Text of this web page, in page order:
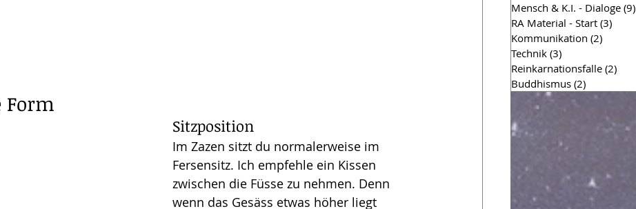
Form
Sitzposition
Im Zazen sitzt du normalerweise im
Fersensitz. Ich empfehle ein Kissen
zwischen die Füsse zu nehmen. Denn
wenn das Gesäss etwas höher liegt
Mensch & K.I. - Dialoge (9)
RA Material - Start (3)
Kommunikation (2)
Technik (3)
Reinkarnationsfalle (2)
Buddhismus (2)